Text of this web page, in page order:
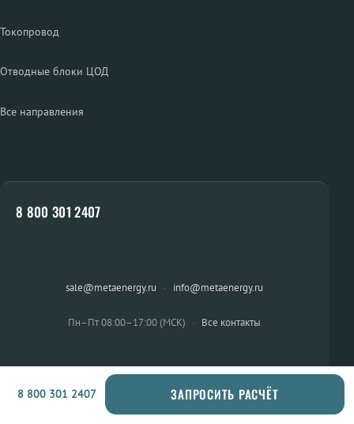
Токопровод
Отводные блоки ЦОД
Все направления
8 800 301 2407
sale@metaenergy.ru · info@metaenergy.ru
Пн–Пт 08:00–17:00 (МСК) · Все контакты
ОСТАЛИСЬ ВОПРОСЫ?
8 800 301 2407 ЗАПРОСИТЬ РАСЧЁТ